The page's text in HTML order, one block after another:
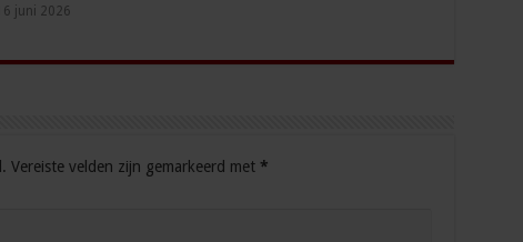
16 juni 2026
Vereiste velden zijn gemarkeerd met *